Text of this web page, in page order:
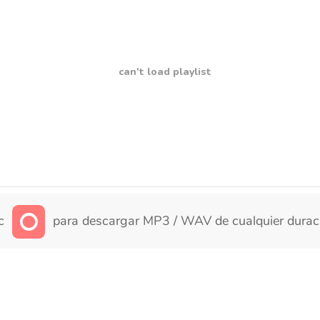
can't load playlist
para descargar MP3 / WAV de cualquier